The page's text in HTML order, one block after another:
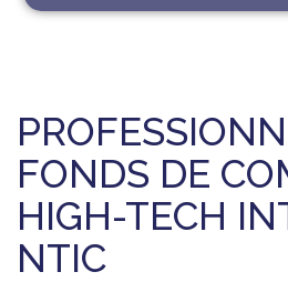
FONDS DE
HIGH-TECH
NTIC